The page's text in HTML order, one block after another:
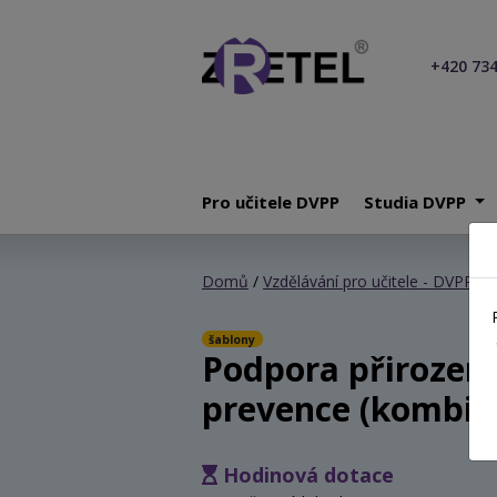
+420
Pro učitele DVPP Studia DVPP
Domů / Vzdělávání pro učitele - DVPP/
šablony
Podpora
prevence
Hodinová dotace